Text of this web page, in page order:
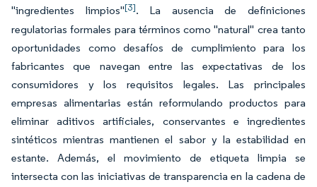
"ingredientes limpios"[3]. La ausencia de definiciones
regulatorias formales para términos como "natural" crea tanto
oportunidades como desafíos de cumplimiento para los
fabricantes que navegan entre las expectativas de los
consumidores y los requisitos legales. Las principales
empresas alimentarias están reformulando productos para
eliminar aditivos artificiales, conservantes e ingredientes
sintéticos mientras mantienen el sabor y la estabilidad en
estante. Además, el movimiento de etiqueta limpia se
intersecta con las iniciativas de transparencia en la cadena de